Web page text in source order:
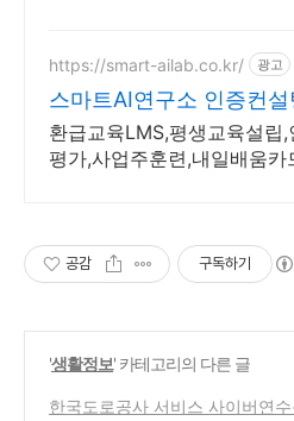
https://smart-ailab.co.kr/ 광고
스마트AI연구소 인증컨설
환급교육LMS,평생교육설립,
평가,사업주훈련,내일배움카
공감 구독하기
'생활정보' 카테고리의 다른 글
한국도로공사 서비스 사이버연